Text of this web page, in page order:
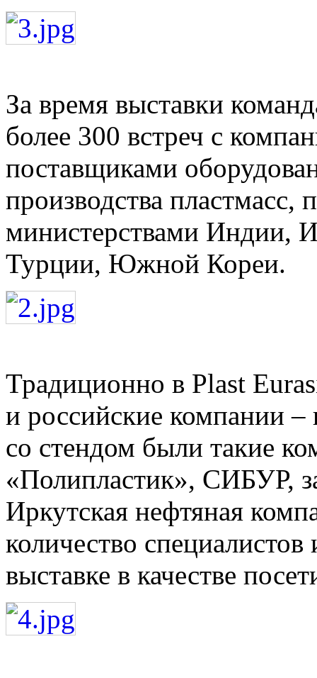
За время выставки
более 300 встреч с
поставщиками
производства
министерствами Индии,
Турции, Южной Кореи.
Традиционно в Plast
и российские компании –
со стендом были такие
«Полипластик», СИБУР,
Иркутская нефтяная
количество
выставке в качестве